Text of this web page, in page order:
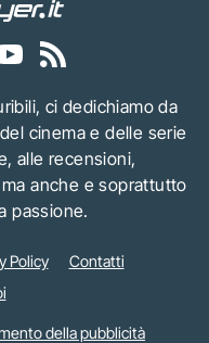
ci dedichiamo da
cinema e delle serie
alle recensioni,
anche e soprattutto
passione.
Policy
Contatti
della pubblicità